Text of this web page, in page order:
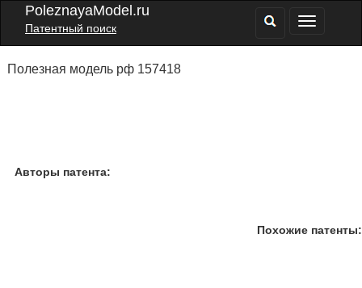
PoleznayaModel.ru
Патентный поиск
Полезная модель рф 157418
Авторы патента:
Похожие патенты: